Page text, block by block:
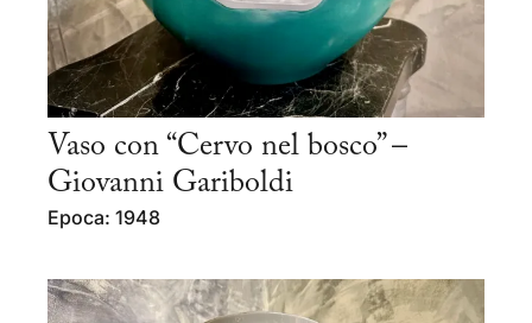
Vaso con “Cervo nel bosco” –
Giovanni Gariboldi
Epoca: 1948